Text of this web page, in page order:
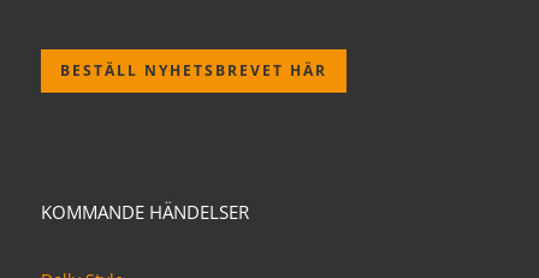
BESTÄLL NYHETSBREVET HÄR
KOMMANDE HÄNDELSER